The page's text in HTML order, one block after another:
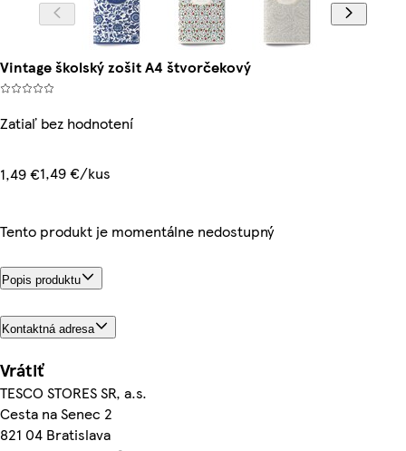
Vintage školský zošit A4 štvorčekový
Zatiaľ bez hodnotení
1,49 €1,49 €/kus
Tento produkt je momentálne nedostupný
Popis produktu
Kontaktná adresa
Vrátiť
TESCO STORES SR, a.s.
Cesta na Senec 2
821 04 Bratislava